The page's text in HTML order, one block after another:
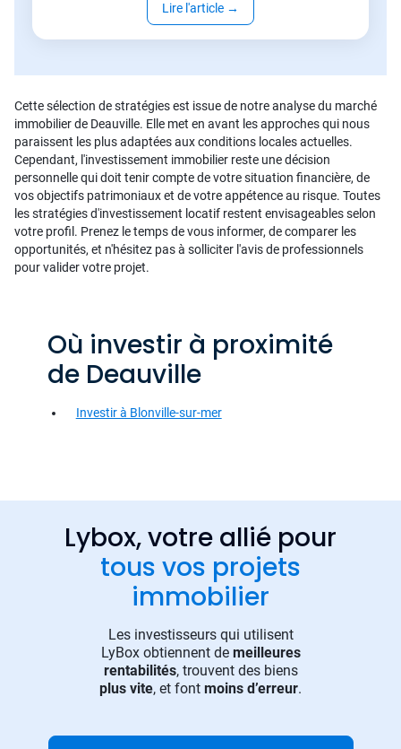
Lire l'article →
Cette sélection de stratégies est issue de notre analyse du marché
immobilier de Deauville. Elle met en avant les approches qui nous
paraissent les plus adaptées aux conditions locales actuelles.
Cependant, l'investissement immobilier reste une décision
personnelle qui doit tenir compte de votre situation financière, de
vos objectifs patrimoniaux et de votre appétence au risque. Toutes
les stratégies d'investissement locatif restent envisageables selon
votre profil. Prenez le temps de vous informer, de comparer les
opportunités, et n'hésitez pas à solliciter l'avis de professionnels
pour valider votre projet.
Où investir à proximité
de Deauville
Investir à Blonville-sur-mer
Lybox, votre allié pour
tous vos projets
immobilier
Les investisseurs qui utilisent
LyBox obtiennent de meilleures
rentabilités, trouvent des biens
plus vite, et font moins d’erreur.